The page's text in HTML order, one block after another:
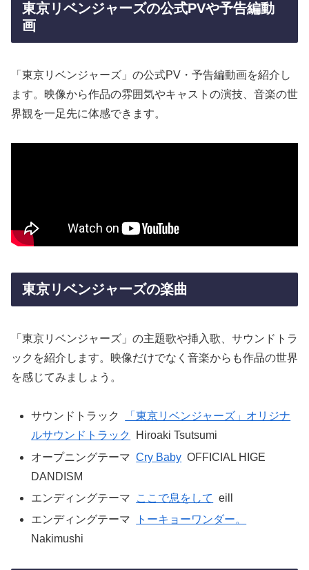
東京リベンジャーズの公式PVや予告編動
画
「東京リベンジャーズ」の公式PV・予告編動画を紹介し
ます。映像から作品の雰囲気やキャストの演技、音楽の世
界観を一足先に体感できます。
東京リベンジャーズの楽曲
「東京リベンジャーズ」の主題歌や挿入歌、サウンドトラ
ックを紹介します。映像だけでなく音楽からも作品の世界
を感じてみましょう。
サウンドトラック
「東京リベンジャーズ」オリジナ
ルサウンドトラック
Hiroaki Tsutsumi
オープニングテーマ Cry Baby OFFICIAL HIGE
DANDISM
エンディングテーマ
ここで息をして eill
エンディングテーマ
トーキョーワンダー。
Nakimushi